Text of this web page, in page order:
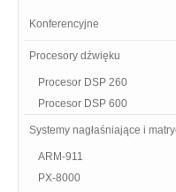
Konferencyjne
Procesory dźwięku
Procesor DSP 260
Procesor DSP 600
Systemy nagłaśniające i
ARM-911
PX-8000